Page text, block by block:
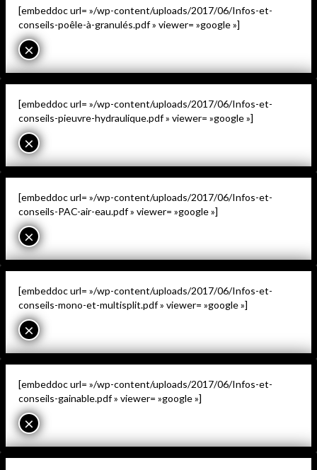
[embeddoc url= »/wp-content/uploads/2017/06/Infos-et-
conseils-poêle-à-granulés.pdf » viewer= »google »]
×
[embeddoc url= »/wp-content/uploads/2017/06/Infos-et-
conseils-pieuvre-hydraulique.pdf » viewer= »google »]
×
[embeddoc url= »/wp-content/uploads/2017/06/Infos-et-
conseils-PAC-air-eau.pdf » viewer= »google »]
×
[embeddoc url= »/wp-content/uploads/2017/06/Infos-et-
conseils-mono-et-multisplit.pdf » viewer= »google »]
×
[embeddoc url= »/wp-content/uploads/2017/06/Infos-et-
conseils-gainable.pdf » viewer= »google »]
×